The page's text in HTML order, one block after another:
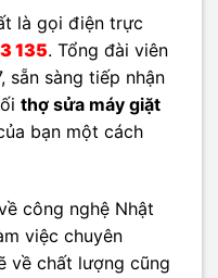
là gọi điện trực
135. Tổng đài viên
sẵn sàng tiếp nhận
thợ sửa máy giặt
bạn một cách
công nghệ Nhật
việc chuyên
về chất lượng cũng